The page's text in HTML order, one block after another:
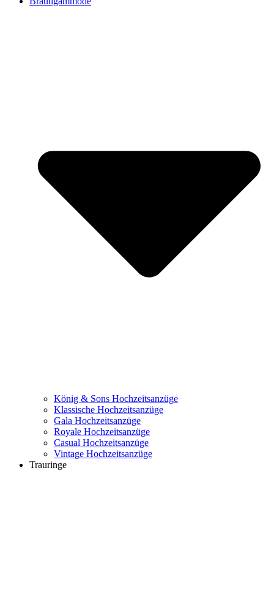
König & Sons Hochzeitsanzüge
Klassische Hochzeitsanzüge
Gala Hochzeitsanzüge
Royale Hochzeitsanzüge
Casual Hochzeitsanzüge
Vintage Hochzeitsanzüge
Trauringe